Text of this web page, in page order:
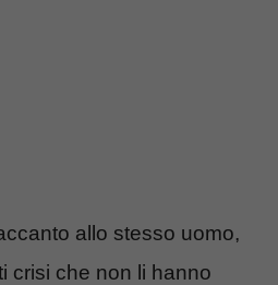
allo stesso uomo,
crisi che non li hanno